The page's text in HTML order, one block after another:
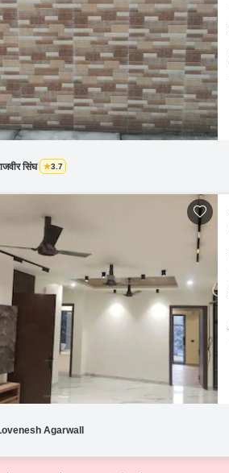
सिंघ 3.7
Agarwall